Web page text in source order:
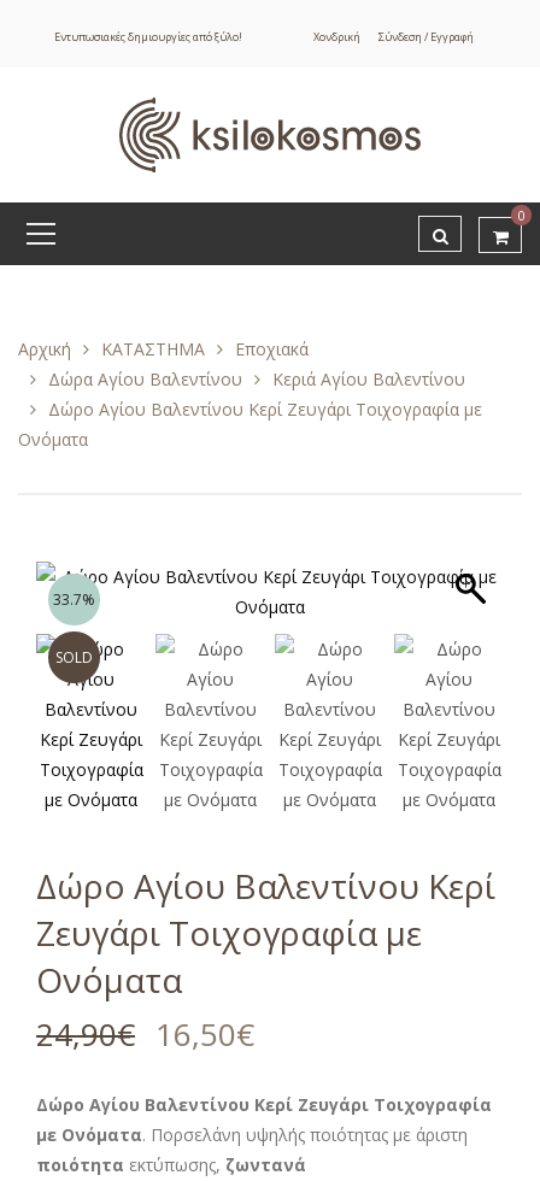
Εντυπωσιακές δημιουργίες από ξύλο! Χονδρική Σύνδεση / Εγγραφή
0
Αρχική ΚΑΤΑΣΤΗΜΑ
Εποχιακά
Δώρα Αγίου Βαλεντίνου
Κεριά Αγίου Βαλεντίνου
Δώρο Αγίου Βαλεντίνου Κερί Ζευγάρι Τοιχογραφία με
Ονόματα
33.7%
SOLD
Δώρο Αγίου Βαλεντίνου Κερί
Ζευγάρι Τοιχογραφία με
Ονόματα
24,90€ 16,50€
Δώρο Αγίου Βαλεντίνου Κερί Ζευγάρι Τοιχογραφία
με Ονόματα. Πορσελάνη υψηλής ποιότητας με άριστη
ποιότητα εκτύπωσης, ζωντανά